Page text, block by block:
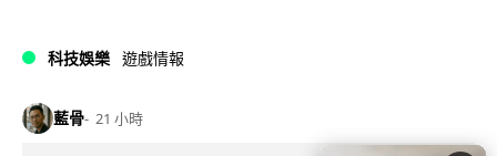
科技娛樂 遊戲情報
藍骨 21 小時